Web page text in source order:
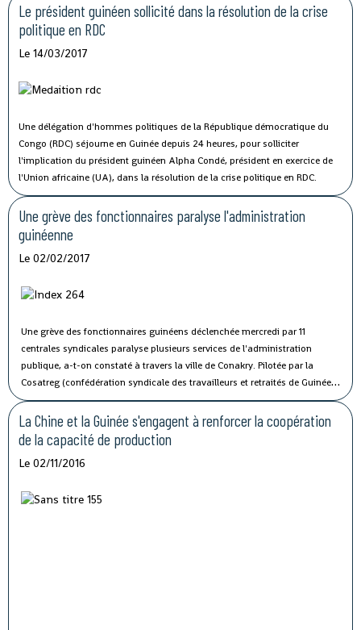
Le président guinéen sollicité dans la résolution de la crise
politique en RDC
Le 14/03/2017
Une délégation d'hommes politiques de la République démocratique du
Congo (RDC) séjourne en Guinée depuis 24 heures, pour solliciter
l'implication du président guinéen Alpha Condé, président en exercice de
l'Union africaine (UA), dans la résolution de la crise politique en RDC.
Une grève des fonctionnaires paralyse l'administration
guinéenne
Le 02/02/2017
Une grève des fonctionnaires guinéens déclenchée mercredi par 11
centrales syndicales paralyse plusieurs services de l'administration
publique, a-t-on constaté à travers la ville de Conakry. Pilotée par la
Cosatreg (confédération syndicale des travailleurs et retraités de Guinée)
et 10 centrales syndicales, la grève générale d'avertissement de 7 jours
vise à protester contre les mauvaises conditions de vie et de travail des
fonctionnaires du secteur public.
La Chine et la Guinée s'engagent à renforcer la coopération
de la capacité de production
Le 02/11/2016